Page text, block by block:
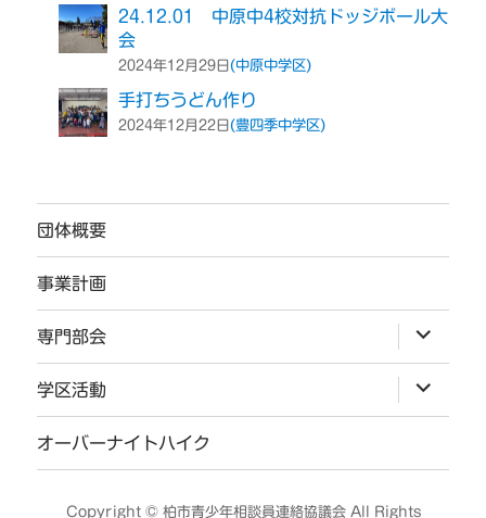
24.12.01 中原中4校対抗ドッジボール大
会
2024年12月29日(中原中学区)
手打ちうどん作り
2024年12月22日(豊四季中学区)
団体概要
事業計画
専門部会
ブ
メ
ュ
ー
開
学区活動
ブ
メ
ー
展
オーバーナイトハイク
Copyright © 柏市青少年相談員連絡協議会 All Rights